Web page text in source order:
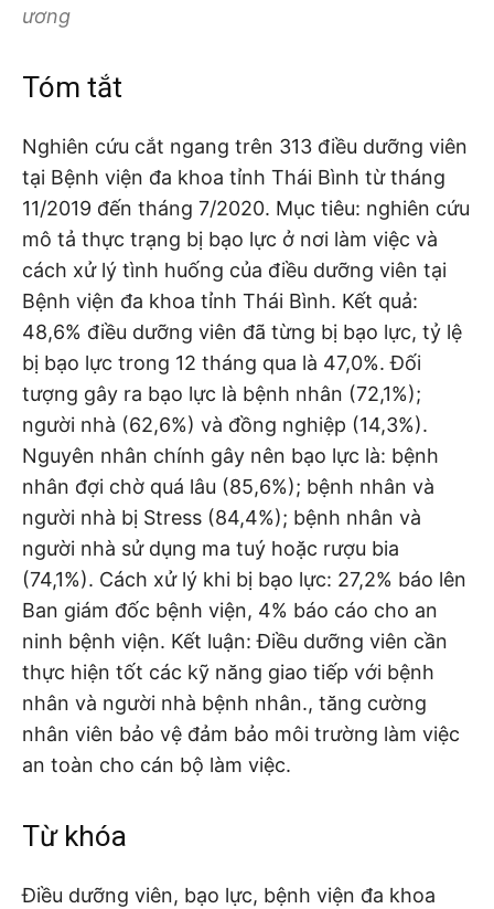
ương
Tóm tắt
Nghiên cứu cắt ngang trên 313 điều dưỡng viên
tại Bệnh viện đa khoa tỉnh Thái Bình từ tháng
11/2019 đến tháng 7/2020. Mục tiêu: nghiên cứu
mô tả thực trạng bị bạo lực ở nơi làm việc và
cách xử lý tình huống của điều dưỡng viên tại
Bệnh viện đa khoa tỉnh Thái Bình. Kết quả:
48,6% điều dưỡng viên đã từng bị bạo lực, tỷ lệ
bị bạo lực trong 12 tháng qua là 47,0%. Đối
tượng gây ra bạo lực là bệnh nhân (72,1%);
người nhà (62,6%) và đồng nghiệp (14,3%).
Nguyên nhân chính gây nên bạo lực là: bệnh
nhân đợi chờ quá lâu (85,6%); bệnh nhân và
người nhà bị Stress (84,4%); bệnh nhân và
người nhà sử dụng ma tuý hoặc rượu bia
(74,1%). Cách xử lý khi bị bạo lực: 27,2% báo lên
Ban giám đốc bệnh viện, 4% báo cáo cho an
ninh bệnh viện. Kết luận: Điều dưỡng viên cần
thực hiện tốt các kỹ năng giao tiếp với bệnh
nhân và người nhà bệnh nhân., tăng cường
nhân viên bảo vệ đảm bảo môi trường làm việc
an toàn cho cán bộ làm việc.
Từ khóa
Điều dưỡng viên, bạo lực, bệnh viện đa khoa